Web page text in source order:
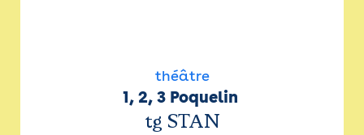
théâtre
1, 2, 3 Poquelin
tg STAN